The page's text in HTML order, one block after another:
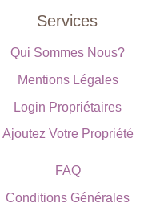
Services
Qui Sommes Nous?
Mentions Légales
Login Propriétaires
Ajoutez Votre Propriété
FAQ
Conditions Générales